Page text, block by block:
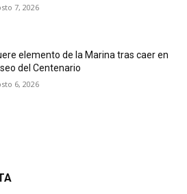
7, 2026
elemento de la Marina tras caer en
del Centenario
6, 2026